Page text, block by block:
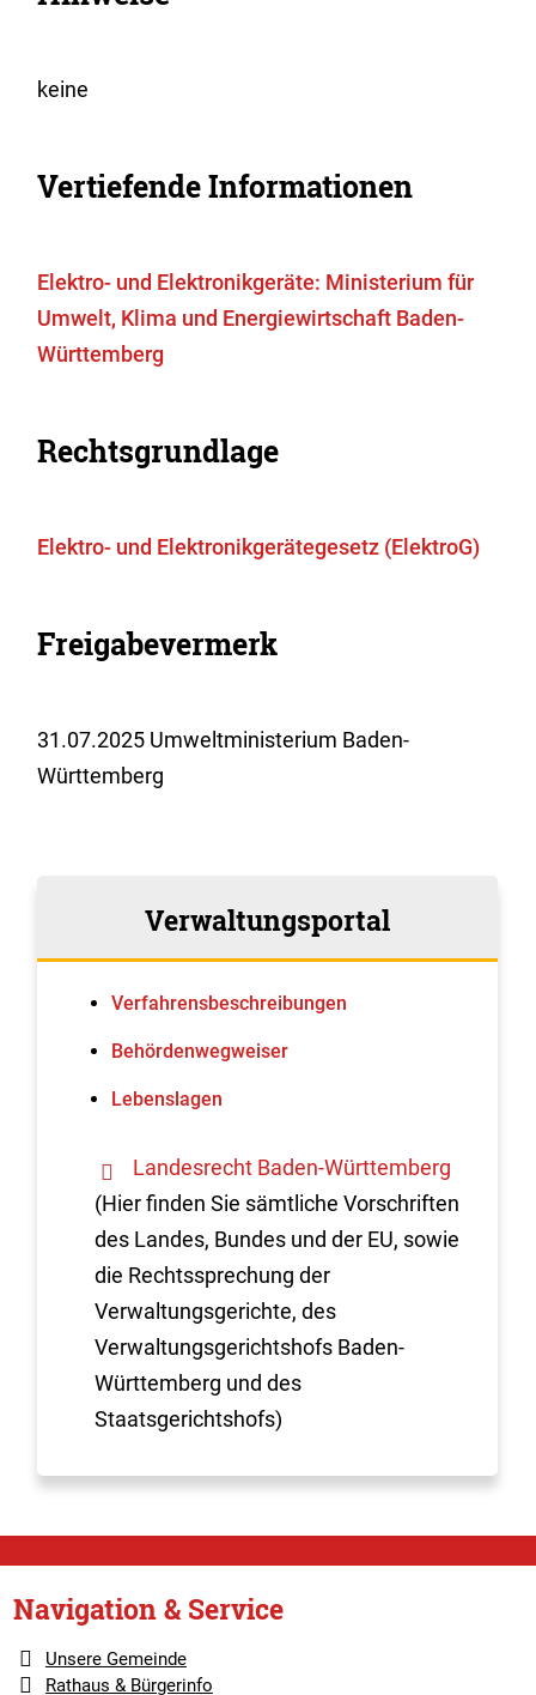
keine
Vertiefende Informationen
Elektro- und Elektronikgeräte: Ministerium für
Umwelt, Klima und Energiewirtschaft Baden-
Württemberg
Rechtsgrundlage
Elektro- und Elektronikgerätegesetz (ElektroG)
Freigabevermerk
31.07.2025 Umweltministerium Baden-
Württemberg
Verwaltungsportal
Verfahrens­beschreibungen
Behördenwegweiser
Lebenslagen
Landesrecht Baden-Württemberg
(Hier finden Sie sämtliche Vorschriften
des Landes, Bundes und der EU, sowie
die Rechtssprechung der
Verwaltungsgerichte, des
Verwaltungsgerichtshofs Baden-
Württemberg und des
Staatsgerichtshofs)
Navigation & Service
Unsere Gemeinde
Rathaus & Bürgerinfo